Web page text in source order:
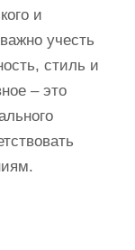
и
учесть
стиль и
– это